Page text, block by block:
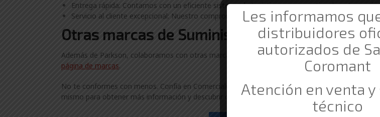
Entrega rápida: Contamos con un eficiente sistema de logística para garantizar la entrega
Servicio al cliente excepcional: Nuestro compromiso es brindarte una experiencia de compra
Otras marcas de Suministros Industriales con
Además de Parkson, colaboramos con otras marcas líderes en el sector industrial en Tafalla.
página de marcas.
No te conformes con menos. Confía en ComercialGama, tu distribuidor de confianza de
mismo para obtener más información y descubrir cómo podemos ayudarte a alcanzar tus
Les informamos
distribuidores
autorizados de
Coromant
Atención en venta
técnico